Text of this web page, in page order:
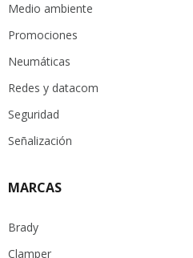
Medio ambiente
Promociones
Neumáticas
Redes y datacom
Seguridad
Señalización
MARCAS
Brady
Clamper